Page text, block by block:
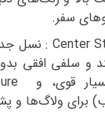
سفر.
: Centerنسل
و سلفی افقی
قوی، و
برای ولاگ‌ها و